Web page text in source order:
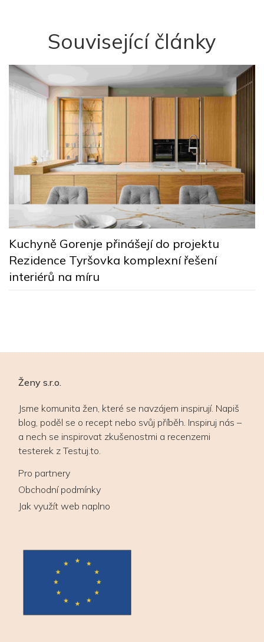
Související články
Kuchyně Gorenje přinášejí do projektu
Rezidence Tyršovka komplexní řešení
interiérů na míru
Ženy s.r.o.
Jsme komunita žen, které se navzájem inspirují. Napiš
blog, poděl se o recept nebo svůj příběh. Inspiruj nás –
a nech se inspirovat zkušenostmi a recenzemi
testerek z Testuj.to.
Pro partnery
Obchodní podmínky
Jak využít web naplno